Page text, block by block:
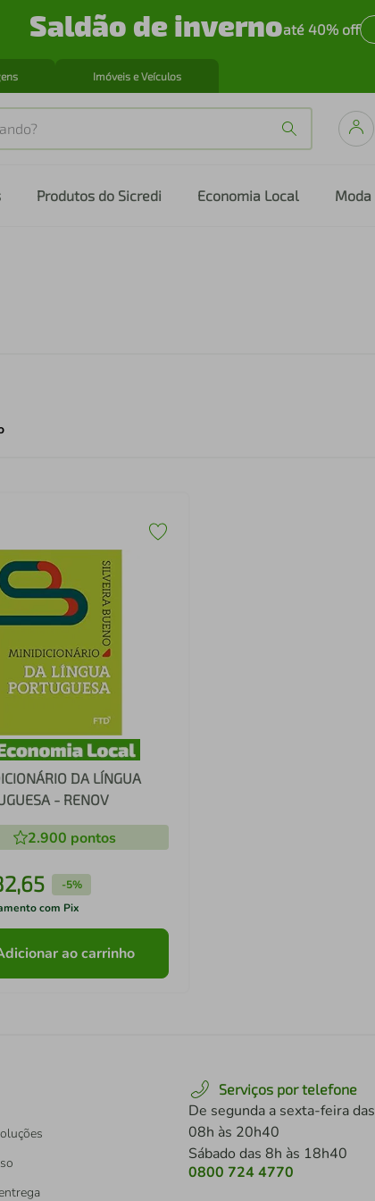
Saldão de invernoaté 40% off
Imóveis e Veículos
Produtos do Sicredi Economia Local Moda
DA LÍNGUA
- RENOV
2.900 pontos
,65 -5%
com Pix
ao carrinho
Serviços por telefone
De segunda a sexta-feira das
08h às 20h40
Sábado das 8h às 18h40
0800 724 4770